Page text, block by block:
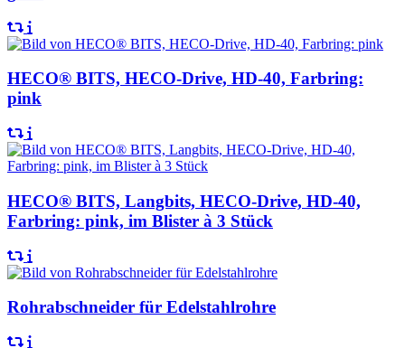
HECO® BITS, HECO-Drive, HD-40, Farbring:
pink
HECO® BITS, Langbits, HECO-Drive, HD-40,
Farbring: pink, im Blister à 3 Stück
Rohrabschneider für Edelstahlrohre